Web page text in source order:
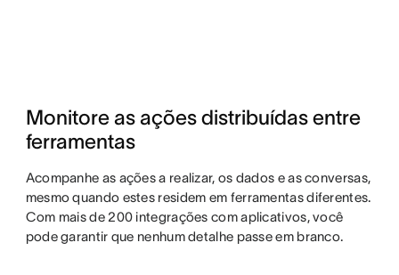
Monitore as ações distribuídas entre
ferramentas
Acompanhe as ações a realizar, os dados e as conversas,
mesmo quando estes residem em ferramentas diferentes.
Com mais de 200 integrações com aplicativos, você
pode garantir que nenhum detalhe passe em branco.